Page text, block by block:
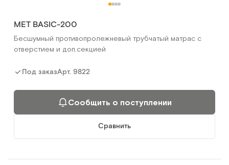
MET BASIC-200
Бесшумный противопролежневый трубчатый матрас с
отверстием и доп.секцией
Под заказАрт. 9822
Сообщить о поступлении
Сравнить